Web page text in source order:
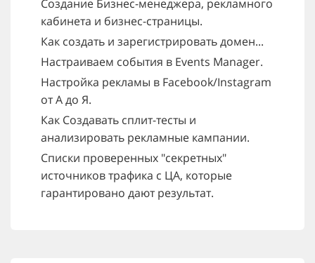
Создание Бизнес-менеджера, рекламного
кабинета и бизнес-страницы.
Как создать и зарегистрировать домен...
Настраиваем события в Events Manager.
Настройка рекламы в Facebook/Instagram
от А до Я.
Как Создавать сплит-тесты и
анализировать рекламные кампании.
Списки проверенных "секретных"
источников трафика с ЦА, которые
гарантировано дают результат.